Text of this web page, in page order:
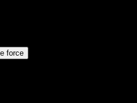
force